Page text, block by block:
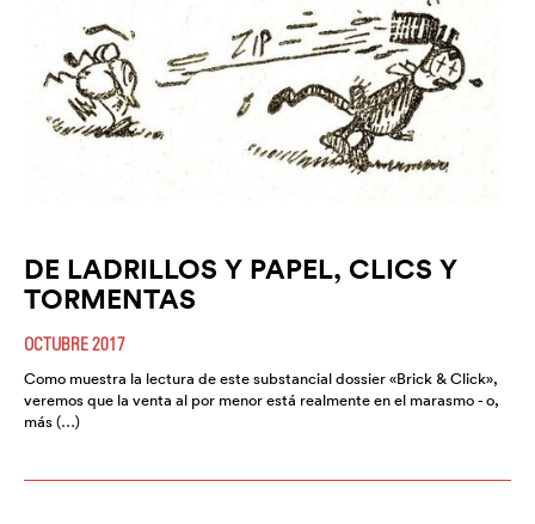
DE LADRILLOS Y PAPEL, CLICS Y
TORMENTAS
OCTUBRE 2017
Como muestra la lectura de este substancial dossier «Brick & Click»,
veremos que la venta al por menor está realmente en el marasmo - o,
más (…)